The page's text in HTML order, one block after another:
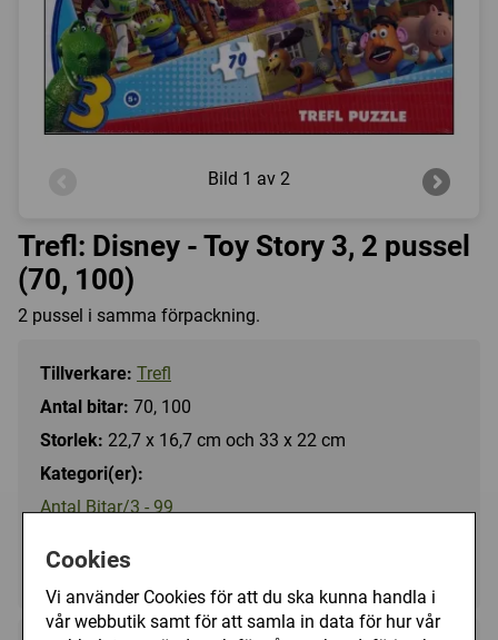
Cookies
Vi använder Cookies för att du ska kunna handla i
vår webbutik samt för att samla in data för hur vår
Bild 1 av 2
Trefl: Disney - Toy Story 3, 2 pussel
(70, 100)
2 pussel i samma förpackning.
Tillverkare: Trefl
Antal bitar: 70, 100
Storlek: 22,7 x 16,7 cm och 33 x 22 cm
Kategori(er):
Antal Bitar/3 - 99
Tecknat/Disney